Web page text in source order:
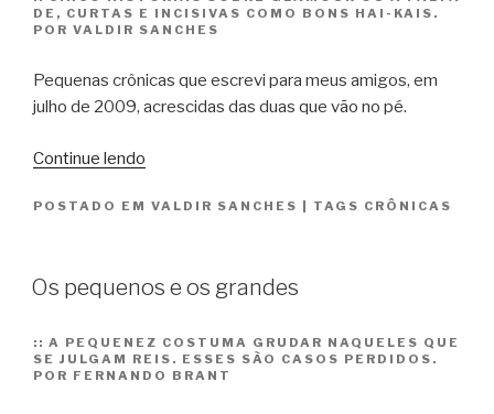
DE, CURTAS E INCISIVAS COMO BONS HAI-KAIS.
POR VALDIR SANCHES
Pequenas crônicas que escrevi para meus amigos, em
julho de 2009, acrescidas das duas que vão no pé.
Continue lendo
glamour”
POSTADO EM VALDIR SANCHES TAGS CRÔNICAS
Os pequenos e os grandes
:: A PEQUENEZ COSTUMA GRUDAR NAQUELES QUE
SE JULGAM REIS. ESSES SÃO CASOS PERDIDOS.
POR FERNANDO BRANT